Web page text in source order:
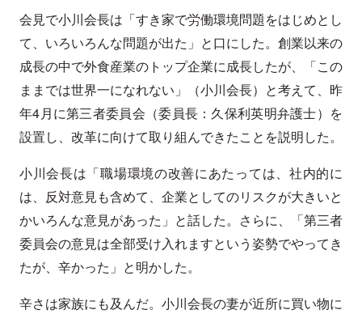
会見で小川会長は「すき家で労働環境問題をはじめとし
て、いろいろんな問題が出た」と口にした。創業以来の
成長の中で外食産業のトップ企業に成長したが、「この
ままでは世界一になれない」（小川会長）と考えて、昨
年4月に第三者委員会（委員長：久保利英明弁護士）を
設置し、改革に向けて取り組んできたことを説明した。
小川会長は「職場環境の改善にあたっては、社内的に
は、反対意見も含めて、企業としてのリスクが大きいと
かいろんな意見があった」と話した。さらに、「第三者
委員会の意見は全部受け入れますという姿勢でやってき
たが、辛かった」と明かした。
辛さは家族にも及んだ。小川会長の妻が近所に買い物に